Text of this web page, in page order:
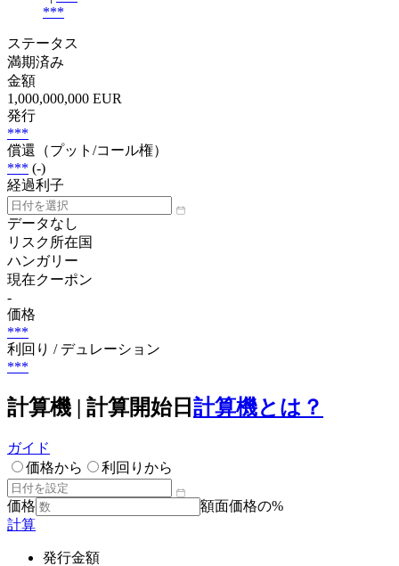
***
ステータス
満期済み
金額
1,000,000,000 EUR
発行
***
償還（プット/コール権）
*** (-)
経過利子
データなし
リスク所在国
ハンガリー
現在クーポン
-
価格
***
利回り / デュレーション
***
計算機 | 計算開始日 計算機とは？
ガイド
価格から
利回りから
価格
額面価格の%
計算
発行金額